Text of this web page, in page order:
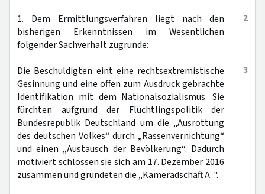
2
1. Dem Ermittlungsverfahren liegt nach den
bisherigen Erkenntnissen im Wesentlichen
folgender Sachverhalt zugrunde:
3
Die Beschuldigten eint eine rechtsextremistische
Gesinnung und eine offen zum Ausdruck gebrachte
Identifikation mit dem Nationalsozialismus. Sie
fürchten aufgrund der Flüchtlingspolitik der
Bundesrepublik Deutschland um die „Ausrottung
des deutschen Volkes“ durch „Rassenvernichtung“
und einen „Austausch der Bevölkerung“. Dadurch
motiviert schlossen sie sich am 17. Dezember 2016
zusammen und gründeten die „Kameradschaft A. ".